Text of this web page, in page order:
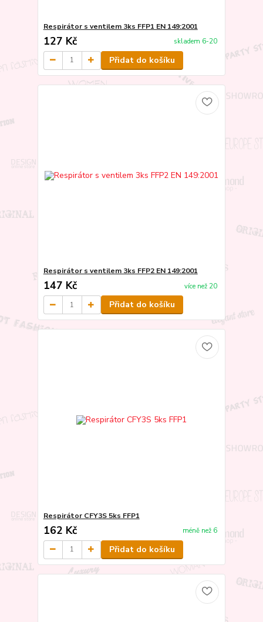
Respirátor s ventilem 3ks FFP1 EN 149:2001
127 Kč skladem 6-20
Přidat do košíku
Respirátor s ventilem 3ks FFP2 EN 149:2001
147 Kč více než 20
Přidat do košíku
Respirátor CFY3S 5ks FFP1
162 Kč méně než 6
Přidat do košíku